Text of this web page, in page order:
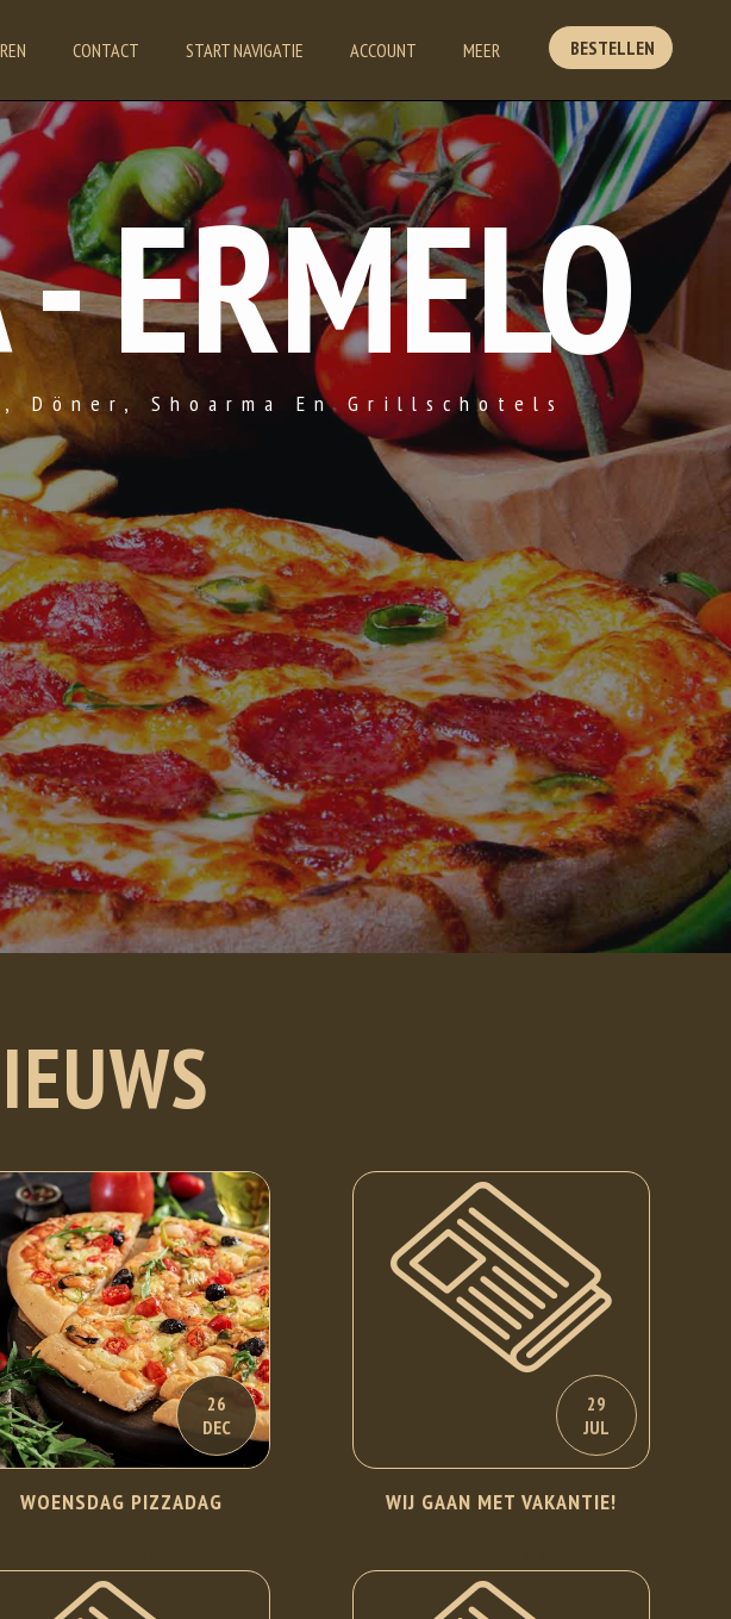
CONTACT START NAVIGATIE ACCOUNT MEER BESTELLEN
ERMELO
Shoarma En Grillschotels
26
DEC
WOENSDAG PIZZADAG
29
JUL
WIJ GAAN MET VAKANTIE!